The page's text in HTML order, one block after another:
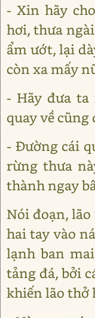
- Xin hãy
hơi, thưa
ẩm ướt, lại
còn xa mấy
- Hãy đưa
quay về cũng
- Đường cái
rừng thưa
thành ngay
Nói đoạn,
hai tay vào
lạnh ban
tảng đá, bởi
khiến lão thở